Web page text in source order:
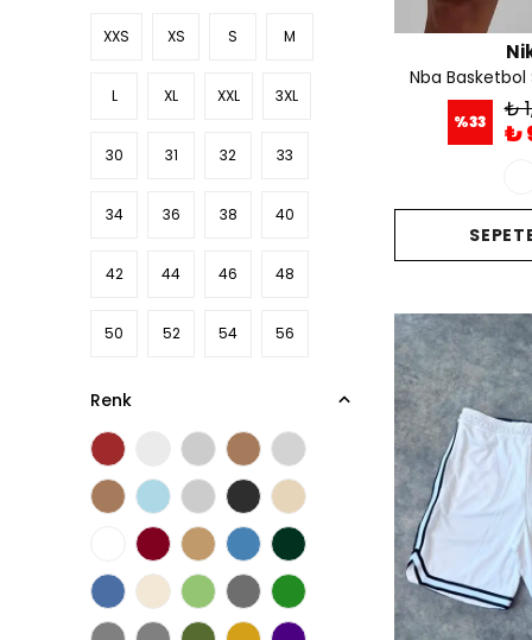
XXS XS S M
L XL XXL 3XL
30 31 32 33
34 36 38 40
42 44 46 48
50 52 54 56
Renk
Nba
%33 ₺
₺